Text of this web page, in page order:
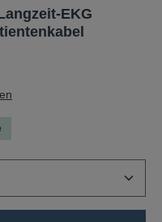
5 SternenEKG
Wert ein